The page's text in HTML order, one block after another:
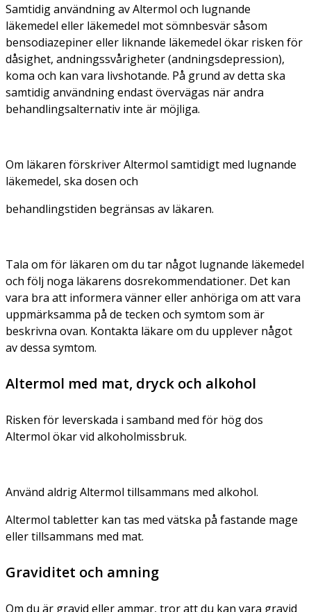
Samtidig användning av Altermol och lugnande
läkemedel eller läkemedel mot sömnbesvär såsom
bensodiazepiner eller liknande läkemedel ökar risken för
dåsighet, andningssvårigheter (andningsdepression),
koma och kan vara livshotande. På grund av detta ska
samtidig användning endast övervägas när andra
behandlingsalternativ inte är möjliga.
Om läkaren förskriver Altermol samtidigt med lugnande
läkemedel, ska dosen och
behandlingstiden begränsas av läkaren.
Tala om för läkaren om du tar något lugnande läkemedel
och följ noga läkarens dosrekommendationer. Det kan
vara bra att informera vänner eller anhöriga om att vara
uppmärksamma på de tecken och symtom som är
beskrivna ovan. Kontakta läkare om du upplever något
av dessa symtom.
Altermol med mat, dryck och alkohol
Risken för leverskada i samband med för hög dos
Altermol ökar vid alkoholmissbruk.
Använd aldrig Altermol tillsammans med alkohol.
Altermol tabletter kan tas med vätska på fastande mage
eller tillsammans med mat.
Graviditet och amning
Om du är gravid eller ammar, tror att du kan vara gravid